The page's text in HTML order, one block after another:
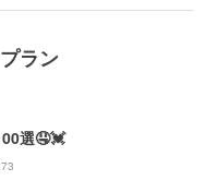
ラン
選🤤💓